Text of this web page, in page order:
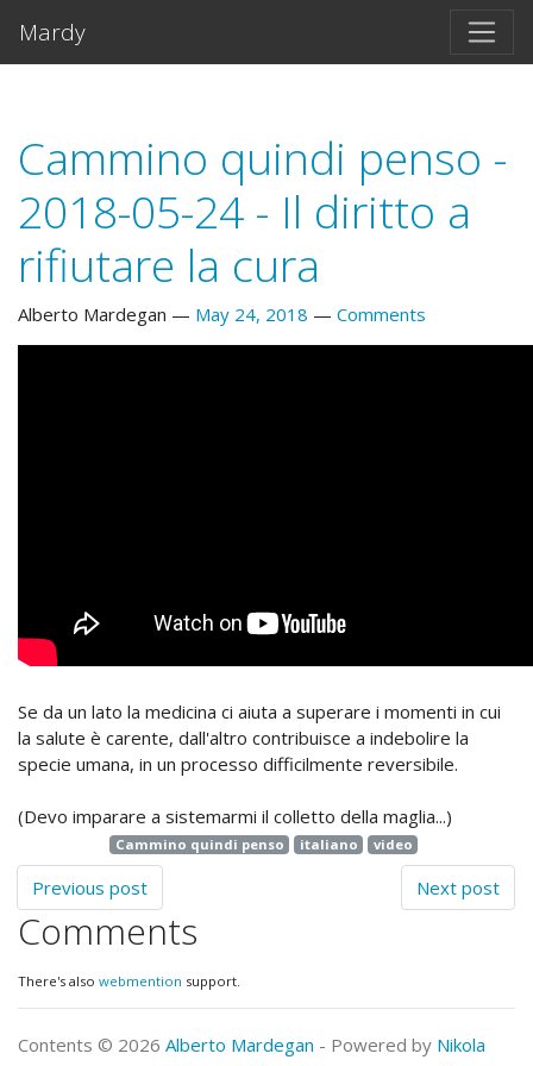
Mardy
Cammino quindi penso -
2018-05-24 - Il diritto a
rifiutare la cura
Alberto Mardegan May 24, 2018 Comments
Se da un lato la medicina ci aiuta a superare i momenti in cui
la salute è carente, dall'altro contribuisce a indebolire la
specie umana, in un processo difficilmente reversibile.
(Devo imparare a sistemarmi il colletto della maglia...)
Cammino quindi penso italiano video
Previous post Next post
Comments
There's also webmention support.
Contents © 2026 Alberto Mardegan - Powered by Nikola